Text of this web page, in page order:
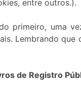
entre outros.).
primeiro, uma
Lembrando
de Registro